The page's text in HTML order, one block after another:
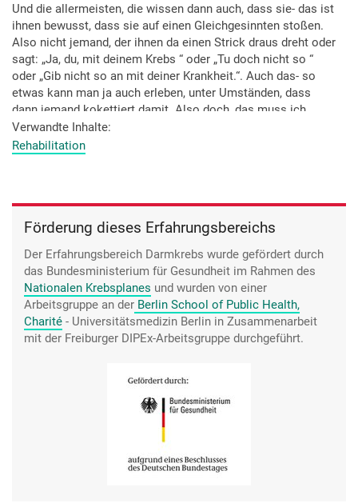
Und die allermeisten, die wissen dann auch, dass sie- das ist
ihnen bewusst, dass sie auf einen Gleichgesinnten stoßen.
Also nicht jemand, der ihnen da einen Strick draus dreht oder
sagt: „Ja, du, mit deinem Krebs “ oder „Tu doch nicht so “
oder „Gib nicht so an mit deiner Krankheit.“. Auch das- so
etwas kann man ja auch erleben, unter Umständen, dass
dann jemand kokettiert damit. Also doch, das muss ich
sagen, also würde ich auch jedem raten, das zu machen.
Wenn es ein Angebot gibt mit der Reha, das zu tun. Und
Verwandte Inhalte
Rehabilitation
Förderung dieses Erfahrungsbereichs
Der Erfahrungsbereich Darmkrebs wurde gefördert durch
das Bundesministerium für Gesundheit im Rahmen des
Nationalen Krebsplanes und wurden von einer
Arbeitsgruppe an der Berlin School of Public Health,
Charité - Universitätsmedizin Berlin in Zusammenarbeit
mit der Freiburger DIPEx-Arbeitsgruppe durchgeführt.